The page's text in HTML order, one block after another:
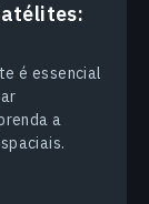
é essencial
a